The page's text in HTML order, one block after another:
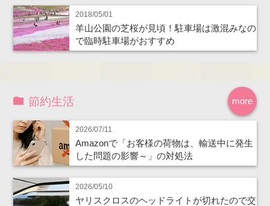
2018/05/01
羊山公園の芝桜が見頃！駐車場は激混みなの
で臨時駐車場がおすすめ
more
節約生活
2026/07/11
Amazonで「お客様の荷物は、輸送中に発生
した問題の影響～」の対処法
2026/05/10
ヤリスクロスのヘッドライトが切れたので交